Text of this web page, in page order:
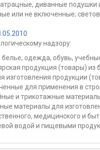
диванные
или не включенные;
надзору:
одежда, обувь,
продукция (товары)
продукции
для применения в
и трикотажные
материалы для
медицинского и
водой и пищевыми